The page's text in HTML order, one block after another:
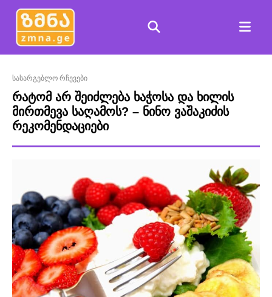
სასარგებლო რჩევები
რატომ არ შეიძლება ხაჭოსა და ხილის
მირთმევა საღამოს? – ნინო ვაშაკიძის
რეკომენდაციები